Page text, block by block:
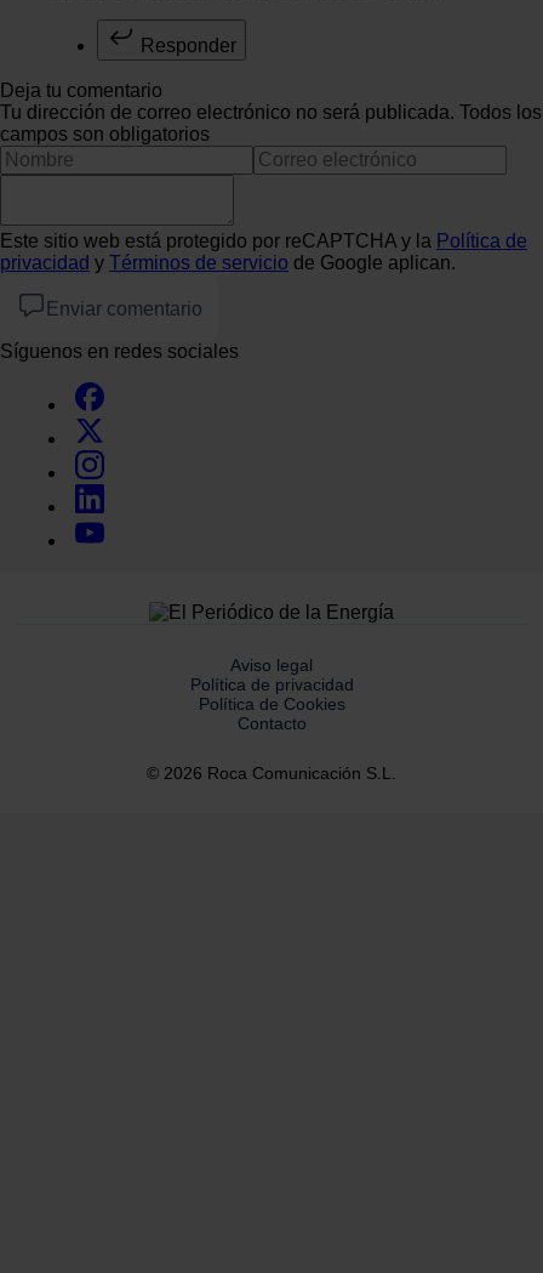
Responder
Deja tu comentario
Tu dirección de correo electrónico no será publicada. Todos los
campos son obligatorios
Este sitio web está protegido por reCAPTCHA y la Política de
privacidad y Términos de servicio de Google aplican.
Enviar comentario
Síguenos en redes sociales
Aviso legal
Política de privacidad
Política de Cookies
Contacto
© 2026 Roca Comunicación S.L.